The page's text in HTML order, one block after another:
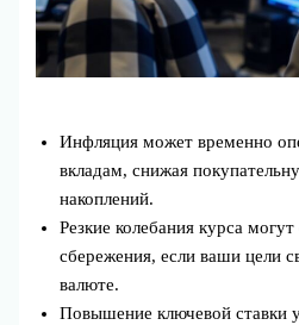
Инфляция может временно
вкладам, снижая
накоплений.
Резкие колебания курса
сбережения, если ваши цели
валюте.
Повышение ключевой ставки